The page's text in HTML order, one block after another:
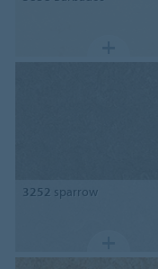
3252 sparrow